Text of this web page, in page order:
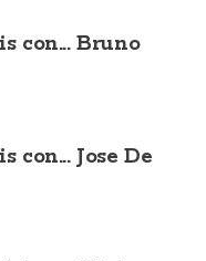
con... Bruno
con... Jose De